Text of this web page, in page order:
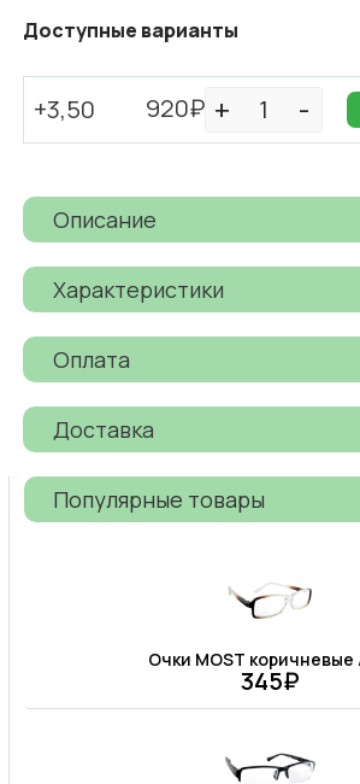
Доступные варианты
+3,50 920₽
Описание
Характеристики
Оплата
Доставка
Популярные товары
Очки MOST коричневые
345₽